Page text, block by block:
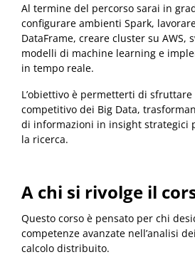
Al termine del percorso sarai in
configurare ambienti Spark,
DataFrame, creare cluster su AWS,
modelli di machine learning e
in tempo reale.
L’obiettivo è permetterti di
competitivo dei Big Data,
di informazioni in insight strategici
la ricerca.
A chi si rivolge il
Questo corso è pensato per chi
competenze avanzate nell’analisi
calcolo distribuito.